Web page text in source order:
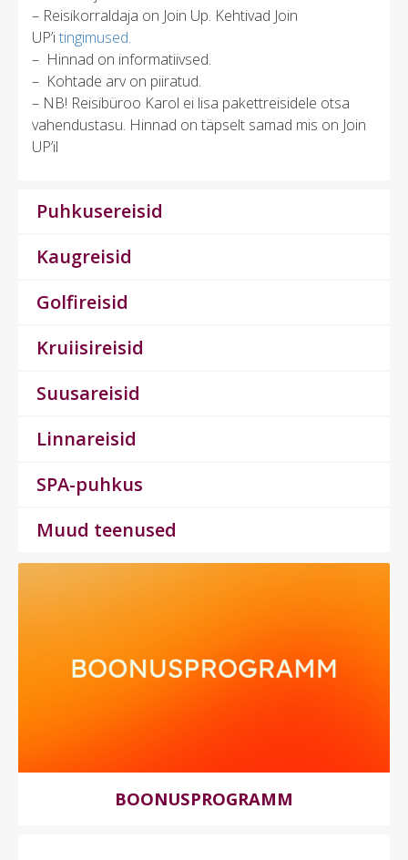
– Reisikorraldaja on Join Up. Kehtivad Join
UP’itingimused.
– Hinnad on informatiivsed.
– Kohtade arv on piiratud.
– NB! Reisibüroo Karol ei lisa pakettreisidele otsa
vahendustasu. Hinnad on täpselt samad mis on Join
UP’il
Puhkusereisid
Kaugreisid
Golfireisid
Kruiisireisid
Suusareisid
Linnareisid
SPA-puhkus
Muud teenused
BOONUSPROGRAMM